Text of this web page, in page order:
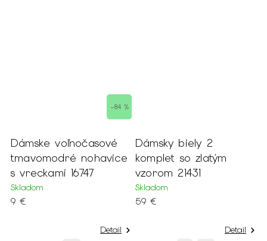
–84 %
Dámske voľnočasové
tmavomodré nohavice
s vreckami 16747
Skladom
9 €
Detail
Dámsky biely 2
komplet so zlatým
vzorom 21431
Skladom
59 €
Detail